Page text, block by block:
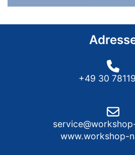
+49 30
www.workshop-